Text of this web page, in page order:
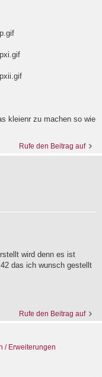
kleienr zu machen so wie
Rufe den Beitrag auf
wird denn es ist
das ich wunsch gestellt
Rufe den Beitrag auf
/ Erweiterungen